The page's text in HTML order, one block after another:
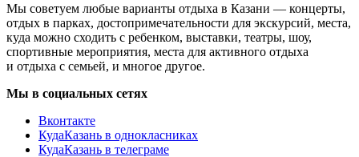
Мы советуем любые варианты отдыха в Казани — концерты,
отдых в парках, достопримечательности для экскурсий, места,
куда можно сходить с ребенком, выставки, театры, шоу,
спортивные мероприятия, места для активного отдыха
и отдыха с семьей, и многое другое.
Мы в социальных сетях
Вконтакте
КудаКазань в однокласниках
КудаКазань в телеграме